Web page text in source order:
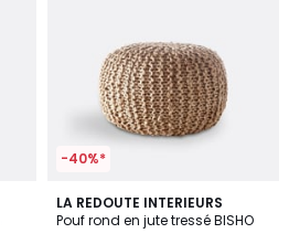
-40%*
LA REDOUTE INTERIEURS
Pouf rond en jute tressé BISHO
4
/